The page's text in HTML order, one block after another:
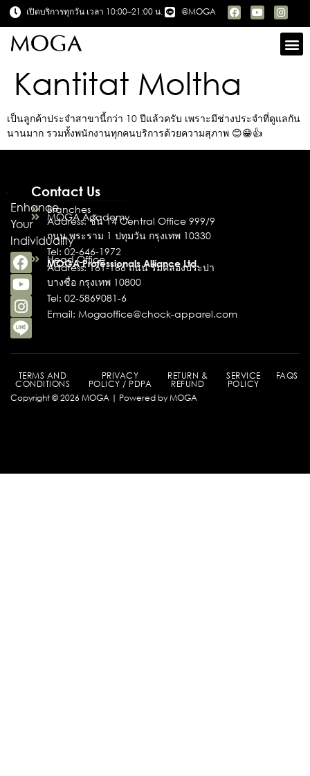
เปิดบริการทุกวัน เวลา 10:00–21:00 น. @MOGA
Kantitat Moltha
เป็นลูกค้าประจำสาขานี้กว่า 10 ปีแล้วครับ เพราะมีช่างประจำที่ดูแลกัน
นานมาก รวมทั้งพนักงานทุกคนบริการด้วยความสุภาพ 😊😁👍
Enhance
Your
Individuality
Contact Us
Branches
MOGA Academy
Address: ชั้น 14 Central Office 999/9
ถนน พระราม 1 ปทุมวัน กรุงเทพ 10330
Tel: 02-646-1972
Head Office
MOGA Professionals Alliance Ltd.
Address: 161-166 ถนน ริมคลองประปา
บางซื่อ กรุงเทพ 10800
Tel: 02-5869081-6
Email: Mogaoffice@chock-apparel.com
Copyright © 2026 MOGA | Powered by MOGA
TERMS AND
CONDITIONS
PRIVACY
POLICY / PDPA
RETURN &
REFUND
SERVICE
POLICY
FAQS